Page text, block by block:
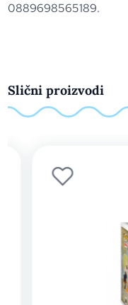
0889698565189.
Slični proizvodi